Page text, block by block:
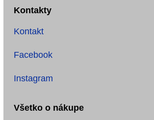
Kontakty
Kontakt
Facebook
Instagram
Všetko o nákupe